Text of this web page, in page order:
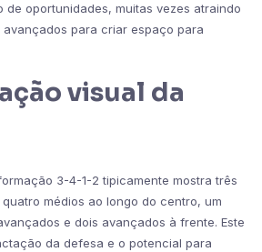
oportunidades, muitas vezes atraindo
para criar espaço para
visual da
3-4-1-2 tipicamente mostra três
médios ao longo do centro, um
e dois avançados à frente. Este
da defesa e o potencial para